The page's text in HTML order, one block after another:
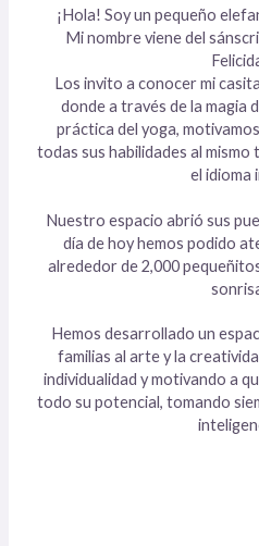
¡Hola! Soy un pequeño
Mi nombre viene del
Los invito a conocer mi
donde a través de la magia
práctica del yoga,
todas sus habilidades al
el idioma
Nuestro espacio abrió sus
día de hoy hemos podido
alrededor de 2,000
Hemos desarrollado un
familias al arte y la
individualidad y motivando a
todo su potencial, tomando